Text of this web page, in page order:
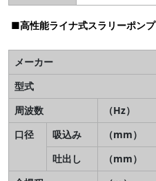
■高性能ライナ式スラリーポンプ
メーカー
型式
周波数
（Hz）
口径
吸込み （mm）
吐出し
（mm）